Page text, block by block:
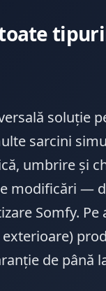
soluție
sarcini
umbrire și
modificări —
Somfy. Pe
de până